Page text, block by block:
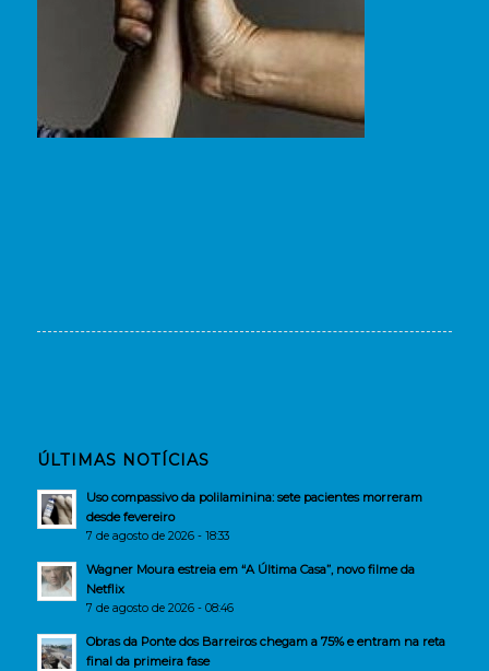
ÚLTIMAS NOTÍCIAS
Uso compassivo da polilaminina: sete pacientes morreram
desde fevereiro
7 de agosto de 2026 - 18:33
Wagner Moura estreia em “A Última Casa”, novo filme da
Netflix
7 de agosto de 2026 - 08:46
Obras da Ponte dos Barreiros chegam a 75% e entram na reta
final da primeira fase